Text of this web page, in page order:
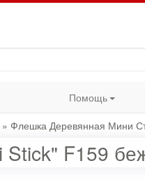
Помощь
» Флешка Деревянная Мини
F159